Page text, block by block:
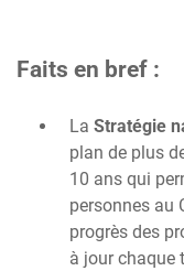
Faits en bref :
La Stratégie
plan de plus
10 ans qui
personnes au
progrès des
à jour chaque